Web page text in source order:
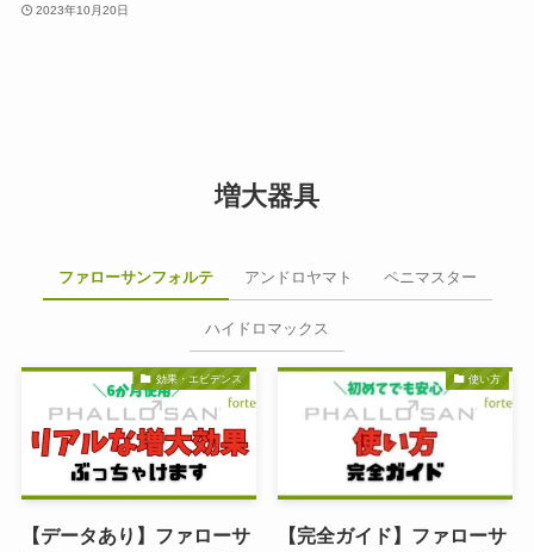
2023年10月20日
増大器具
ファローサンフォルテ アンドロヤマト ペニマスター
ハイドロマックス
効果・エビデンス
【データあり】ファローサ
使い方
【完全ガイド】ファローサ